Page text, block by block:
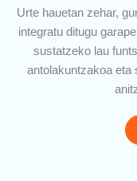
Urte hauetan zehar,
integratu ditugu
sustatzeko lau
antolakuntzakoa eta